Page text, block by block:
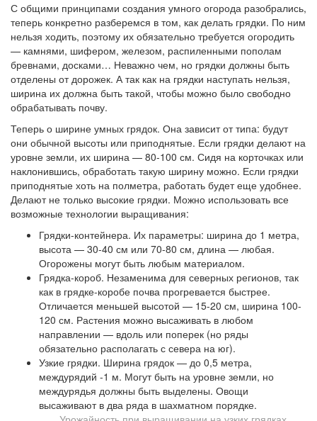
С общими принципами создания умного огорода разобрались,
теперь конкретно разберемся в том, как делать грядки. По ним
нельзя ходить, поэтому их обязательно требуется огородить
— камнями, шифером, железом, распиленными пополам
бревнами, досками… Неважно чем, но грядки должны быть
отделены от дорожек. А так как на грядки наступать нельзя,
ширина их должна быть такой, чтобы можно было свободно
обрабатывать почву.
Теперь о ширине умных грядок. Она зависит от типа: будут
они обычной высоты или приподнятые. Если грядки делают на
уровне земли, их ширина — 80-100 см. Сидя на корточках или
наклонившись, обработать такую ширину можно. Если грядки
приподнятые хоть на полметра, работать будет еще удобнее.
Делают не только высокие грядки. Можно использовать все
возможные технологии выращивания:
Грядки-контейнера. Их параметры: ширина до 1 метра,
высота — 30-40 см или 70-80 см, длина — любая.
Огорожены могут быть любым материалом.
Грядка-короб. Незаменима для северных регионов, так
как в грядке-коробе почва прогревается быстрее.
Отличается меньшей высотой — 15-20 см, ширина 100-
120 см. Растения можно высаживать в любом
направлении — вдоль или поперек (но ряды
обязательно располагать с севера на юг).
Узкие грядки. Ширина грядок — до 0,5 метра,
междурядий -1 м. Могут быть на уровне земли, но
междурядья должны быть выделены. Овощи
высаживают в два ряда в шахматном порядке.